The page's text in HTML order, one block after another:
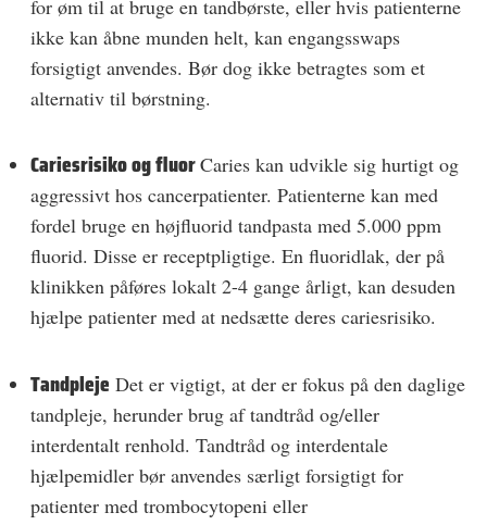
for øm til at bruge en tandbørste, eller hvis patienterne
ikke kan åbne munden helt, kan engangsswaps
forsigtigt anvendes. Bør dog ikke betragtes som et
alternativ til børstning.
Cariesrisiko og fluorCaries kan udvikle sig hurtigt og
aggressivt hos cancerpatienter. Patienterne kan med
fordel bruge en højfluorid tandpasta med 5.000 ppm
fluorid. Disse er receptpligtige. En fluoridlak, der på
klinikken påføres lokalt 2-4 gange årligt, kan desuden
hjælpe patienter med at nedsætte deres cariesrisiko.
Tandpleje Det er vigtigt, at der er fokus på den daglige
tandpleje, herunder brug af tandtråd og/eller
interdentalt renhold. Tandtråd og interdentale
hjælpemidler bør anvendes særligt forsigtigt for
patienter med trombocytopeni eller